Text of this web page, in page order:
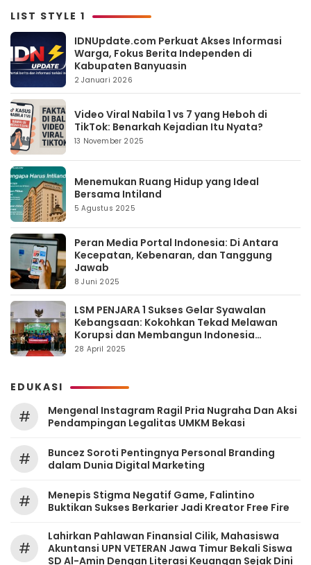
LIST STYLE 1
IDNUpdate.com Perkuat Akses Informasi
Warga, Fokus Berita Independen di
Kabupaten Banyuasin
2 Januari 2026
Video Viral Nabila 1 vs 7 yang Heboh di
TikTok: Benarkah Kejadian Itu Nyata?
13 November 2025
Menemukan Ruang Hidup yang Ideal
Bersama Intiland
5 Agustus 2025
Peran Media Portal Indonesia: Di Antara
Kecepatan, Kebenaran, dan Tanggung
Jawab
8 Juni 2025
LSM PENJARA 1 Sukses Gelar Syawalan
Kebangsaan: Kokohkan Tekad Melawan
Korupsi dan Membangun Indonesia
Berintegritas
28 April 2025
EDUKASI
#
Mengenal Instagram Ragil Pria Nugraha Dan Aksi
Pendampingan Legalitas UMKM Bekasi
#
‎Buncez Soroti Pentingnya Personal Branding
dalam Dunia Digital Marketing
#
Menepis Stigma Negatif Game, Falintino
Buktikan Sukses Berkarier Jadi Kreator Free Fire
#
Lahirkan Pahlawan Finansial Cilik, Mahasiswa
Akuntansi UPN VETERAN Jawa Timur Bekali Siswa
SD Al-Amin Dengan Literasi Keuangan Sejak Dini